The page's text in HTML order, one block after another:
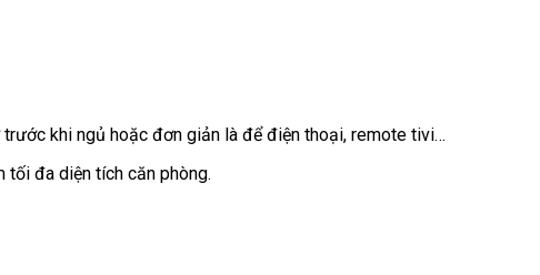
khi ngủ hoặc đơn giản là để điện thoại, remote tivi…
tối đa diện tích căn phòng.